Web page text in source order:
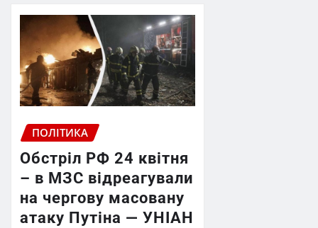
ПОЛІТИКА
Обстріл РФ 24 квітня
– в МЗС відреагували
на чергову масовану
атаку Путіна — УНІАН